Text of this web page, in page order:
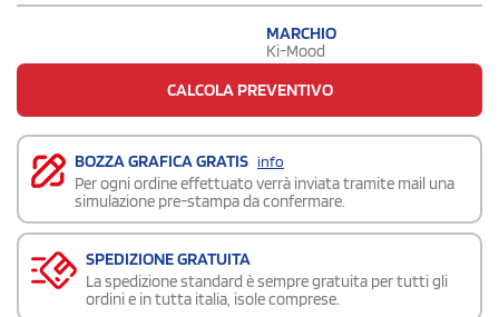
MARCHIO
Ki-Mood
CALCOLA PREVENTIVO
BOZZA GRAFICA GRATIS info
Per ogni ordine effettuato verrà inviata tramite mail una
simulazione pre-stampa da confermare.
SPEDIZIONE GRATUITA
La spedizione standard è sempre gratuita per tutti gli
ordini e in tutta italia, isole comprese.